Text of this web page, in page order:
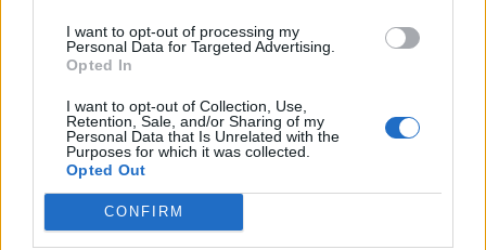
I want to opt-out of processing my
Personal Data for Targeted Advertising.
Opted In
I want to opt-out of Collection, Use,
Retention, Sale, and/or Sharing of my
Personal Data that Is Unrelated with the
Purposes for which it was collected.
Opted Out
CONFIRM
Bulls-Stormers